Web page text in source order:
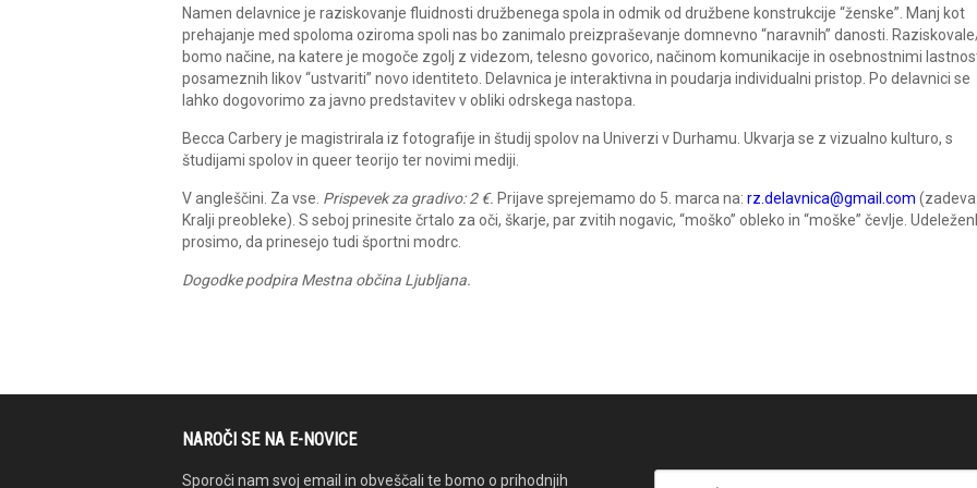
Namen delavnice je raziskovanje fluidnosti družbenega spola in odmik od družbene konstrukcije “ženske”. Manj kot
prehajanje med spoloma oziroma spoli nas bo zanimalo preizpraševanje domnevno “naravnih” danosti.
bomo načine, na katere je mogoče zgolj z videzom, telesno govorico, načinom komunikacije in osebnostnimi
posameznih likov “ustvariti” novo identiteto. Delavnica je interaktivna in poudarja individualni pristop. Po delavnici se
lahko dogovorimo za javno predstavitev v obliki odrskega nastopa.
Becca Carbery je magistrirala iz fotografije in študij spolov na Univerzi v Durhamu. Ukvarja se z vizualno kulturo, s
študijami spolov in queer teorijo ter novimi mediji.
V angleščini. Za vse. Prispevek za gradivo: 2 €. Prijave sprejemamo do 5. marca na: rz.delavnica@gmail.com (zadeva:
Kralji preobleke). S seboj prinesite črtalo za oči, škarje, par zvitih nogavic, “moško” obleko in “moške” čevlje.
prosimo, da prinesejo tudi športni modrc.
Dogodke podpira Mestna občina Ljubljana.
NAROČI SE NA E-NOVICE
Sporoči nam svoj email in obveščali te bomo o prihodnjih